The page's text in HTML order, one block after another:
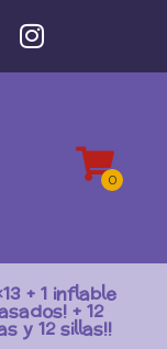
+ 1 inflable
+ 12
y 12 sillas!!